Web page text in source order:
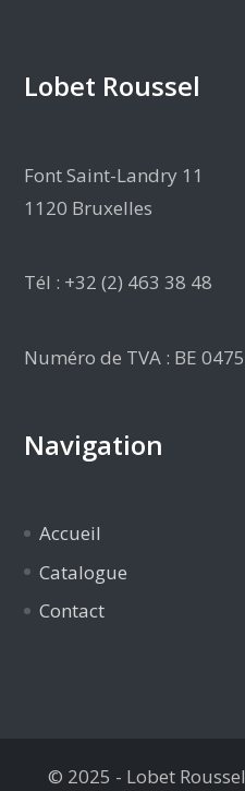
Lobet Roussel
Font Saint-Landry 11
1120 Bruxelles
Tél : +32 (2) 463 38 48
Numéro de TVA : BE
Navigation
Accueil
Catalogue
Contact
© 2025 - Lobet